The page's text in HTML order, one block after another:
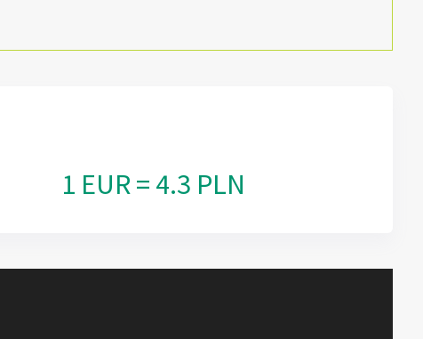
1 EUR = 4.3 PLN